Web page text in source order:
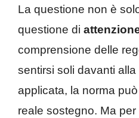
La questione non è
questione di
comprensione delle
sentirsi soli davanti
applicata, la norma
reale sostegno. Ma